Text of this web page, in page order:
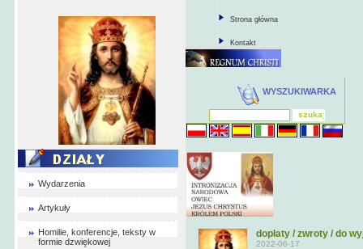
Wydarzenia
Artykuły
Homilie, konferencje, teksty w
formie dzwiękowej
Strona główna
Kontakt
WYSZUKIWARKA
dopłaty / zwroty / do
2022-06-17